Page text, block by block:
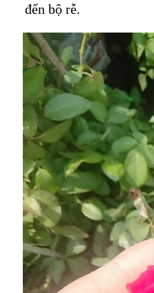
đến bộ rễ.